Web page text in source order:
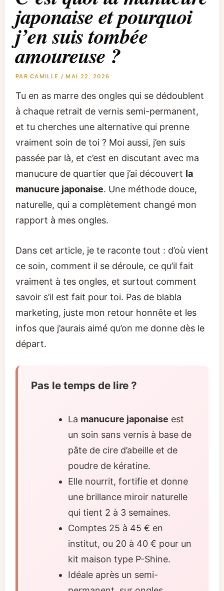
japonaise et pourquoi
j’en suis tombée
amoureuse ?
PARCAMILLE /MAI 22, 2026
Tu en as marre des ongles qui se dédoublent
à chaque retrait de vernis semi-permanent,
et tu cherches une alternative qui prenne
vraiment soin de toi ? Moi aussi, j’en suis
passée par là, et c’est en discutant avec ma
manucure de quartier que j’ai découvert la
manucure japonaise. Une méthode douce,
naturelle, qui a complètement changé mon
rapport à mes ongles.
Dans cet article, je te raconte tout : d’où vient
ce soin, comment il se déroule, ce qu’il fait
vraiment à tes ongles, et surtout comment
savoir s’il est fait pour toi. Pas de blabla
marketing, juste mon retour honnête et les
infos que j’aurais aimé qu’on me donne dès le
départ.
Pas le temps de lire ?
La manucure japonaise est
un soin sans vernis à base de
pâte de cire d’abeille et de
poudre de kératine.
Elle nourrit, fortifie et donne
une brillance miroir naturelle
qui tient 2 à 3 semaines.
Comptes 25 à 45 € en
institut, ou 20 à 40 € pour un
kit maison type P-Shine.
Idéale après un semi-